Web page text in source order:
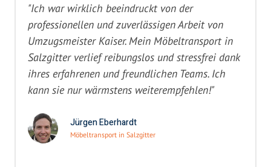
"Ich war wirklich beeindruckt von der
professionellen und zuverlässigen Arbeit von
Umzugsmeister Kaiser. Mein Möbeltransport in
Salzgitter verlief reibungslos und stressfrei dank
ihres erfahrenen und freundlichen Teams. Ich
kann sie nur wärmstens weiterempfehlen!"
Jürgen Eberhardt
Möbeltransport in Salzgitter